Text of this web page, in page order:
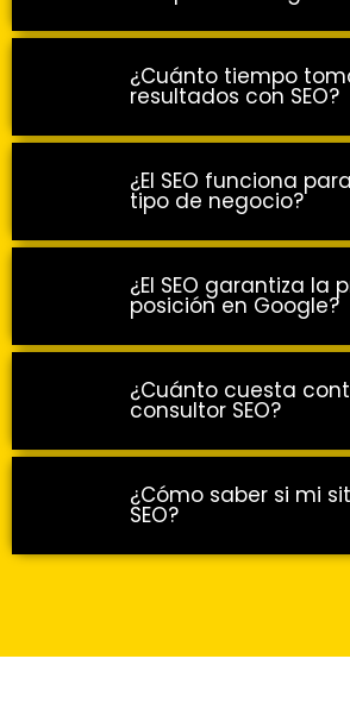
¿Cuánto tiempo
resultados con SEO?
¿El SEO funciona
tipo de negocio?
¿El SEO garantiza la
posición en Google?
¿Cuánto cuesta
consultor SEO?
¿Cómo saber si mi
SEO?